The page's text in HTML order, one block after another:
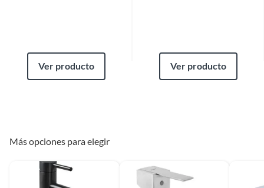
Ver producto Ver producto
Más opciones para elegir